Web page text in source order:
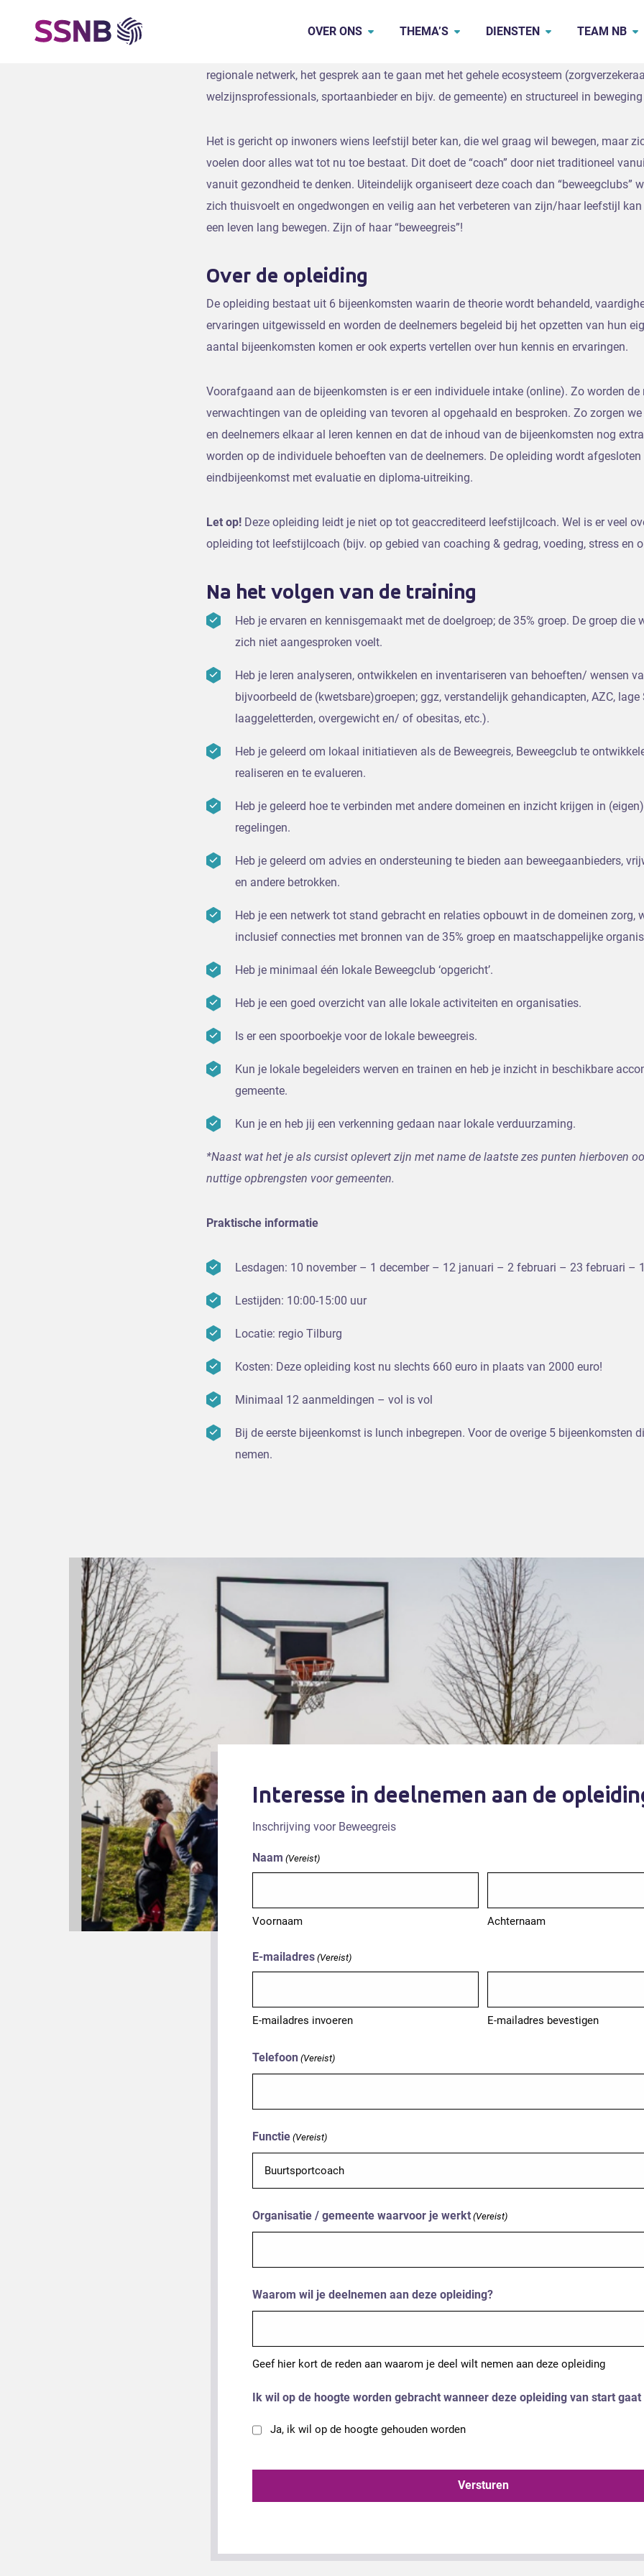
OVER ONS THEMA’S DIENSTEN TEAM NB
geven. Een manier om het proces te faciliteren om “beweegclubs” te organiseren. De
regionale netwerk, het gesprek aan te gaan met het gehele ecosysteem
welzijnsprofessionals, sportaanbieder en bijv. de gemeente) en structureel in
Het is gericht op inwoners wiens leefstijl beter kan, die wel graag wil bewegen, maar
voelen door alles wat tot nu toe bestaat. Dit doet de “coach” door niet traditioneel
vanuit gezondheid te denken. Uiteindelijk organiseert deze coach dan “beweegclubs”
zich thuisvoelt en ongedwongen en veilig aan het verbeteren van zijn/haar leefstijl
een leven lang bewegen. Zijn of haar “beweegreis”!
Over de opleiding
De opleiding bestaat uit 6 bijeenkomsten waarin de theorie wordt behandeld,
ervaringen uitgewisseld en worden de deelnemers begeleid bij het opzetten van hun
aantal bijeenkomsten komen er ook experts vertellen over hun kennis en ervaringen.
Voorafgaand aan de bijeenkomsten is er een individuele intake (online). Zo worden
verwachtingen van de opleiding van tevoren al opgehaald en besproken. Zo zorgen
en deelnemers elkaar al leren kennen en dat de inhoud van de bijeenkomsten nog
worden op de individuele behoeften van de deelnemers. De opleiding wordt afgesloten
eindbijeenkomst met evaluatie en diploma-uitreiking.
Let op! Deze opleiding leidt je niet op tot geaccrediteerd leefstijlcoach. Wel is er veel
opleiding tot leefstijlcoach (bijv. op gebied van coaching & gedrag, voeding, stress en
Na het volgen van de training
Heb je ervaren en kennisgemaakt met de doelgroep; de 35% groep. De groep die
zich niet aangesproken voelt.
Heb je leren analyseren, ontwikkelen en inventariseren van behoeften/ wensen
bijvoorbeeld de (kwetsbare)groepen; ggz, verstandelijk gehandicapten, AZC, lage
laaggeletterden, overgewicht en/ of obesitas, etc.).
Heb je geleerd om lokaal initiatieven als de Beweegreis, Beweegclub te
realiseren en te evalueren.
Heb je geleerd hoe te verbinden met andere domeinen en inzicht krijgen in
regelingen.
Heb je geleerd om advies en ondersteuning te bieden aan beweegaanbieders,
en andere betrokken.
Heb je een netwerk tot stand gebracht en relaties opbouwt in de domeinen zorg,
inclusief connecties met bronnen van de 35% groep en maatschappelijke
Heb je minimaal één lokale Beweegclub ‘opgericht’.
Heb je een goed overzicht van alle lokale activiteiten en organisaties.
Is er een spoorboekje voor de lokale beweegreis.
Kun je lokale begeleiders werven en trainen en heb je inzicht in beschikbare
gemeente.
Kun je en heb jij een verkenning gedaan naar lokale verduurzaming.
*Naast wat het je als cursist oplevert zijn met name de laatste zes punten hierboven
nuttige opbrengsten voor gemeenten.
Praktische informatie
Lesdagen: 10 november – 1 december – 12 januari – 2 februari – 23 februari –
Lestijden: 10:00-15:00 uur
Locatie: regio Tilburg
Kosten: Deze opleiding kost nu slechts 660 euro in plaats van 2000 euro!
Minimaal 12 aanmeldingen – vol is vol
Bij de eerste bijeenkomst is lunch inbegrepen. Voor de overige 5 bijeenkomsten
nemen.
Interesse in deelnemen aan de
Inschrijving voor Beweegreis
Naam (Vereist)
Voornaam Achternaam
E-mailadres (Vereist)
E-mailadres invoeren E-mailadres bevestigen
Telefoon (Vereist)
Functie (Vereist)
Organisatie / gemeente waarvoor je werkt (Vereist)
Waarom wil je deelnemen aan deze opleiding?
Geef hier kort de reden aan waarom je deel wilt nemen aan deze opleiding
Ik wil op de hoogte worden gebracht wanneer deze opleiding van start gaat
Ja, ik wil op de hoogte gehouden worden